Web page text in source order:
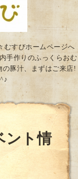
むすびホームページへ
手作りのふっくらおむ
豚汁、まずはご来店!
ント情